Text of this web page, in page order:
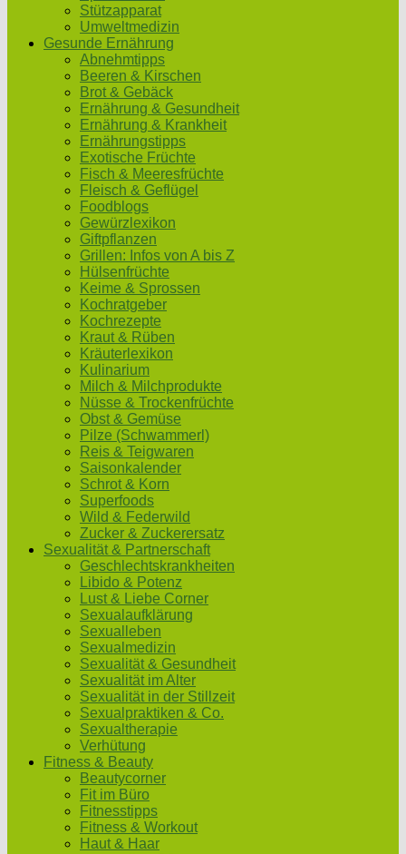
Stützapparat
Umweltmedizin
Gesunde Ernährung
Abnehmtipps
Beeren & Kirschen
Brot & Gebäck
Ernährung & Gesundheit
Ernährung & Krankheit
Ernährungstipps
Exotische Früchte
Fisch & Meeresfrüchte
Fleisch & Geflügel
Foodblogs
Gewürzlexikon
Giftpflanzen
Grillen: Infos von A bis Z
Hülsenfrüchte
Keime & Sprossen
Kochratgeber
Kochrezepte
Kraut & Rüben
Kräuterlexikon
Kulinarium
Milch & Milchprodukte
Nüsse & Trockenfrüchte
Obst & Gemüse
Pilze (Schwammerl)
Reis & Teigwaren
Saisonkalender
Schrot & Korn
Superfoods
Wild & Federwild
Zucker & Zuckerersatz
Sexualität & Partnerschaft
Geschlechtskrankheiten
Libido & Potenz
Lust & Liebe Corner
Sexualaufklärung
Sexualleben
Sexualmedizin
Sexualität & Gesundheit
Sexualität im Alter
Sexualität in der Stillzeit
Sexualpraktiken & Co.
Sexualtherapie
Verhütung
Fitness & Beauty
Beautycorner
Fit im Büro
Fitnesstipps
Fitness & Workout
Haut & Haar